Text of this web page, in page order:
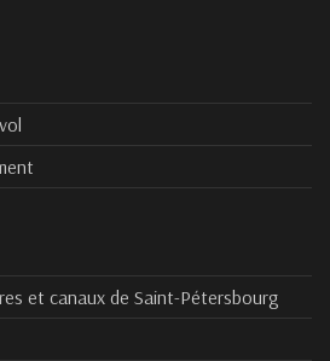
et canaux de Saint-Pétersbourg